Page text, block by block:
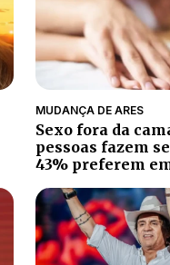
MUDANÇA DE ARES
Sexo fora da
pessoas fazem
43% preferem